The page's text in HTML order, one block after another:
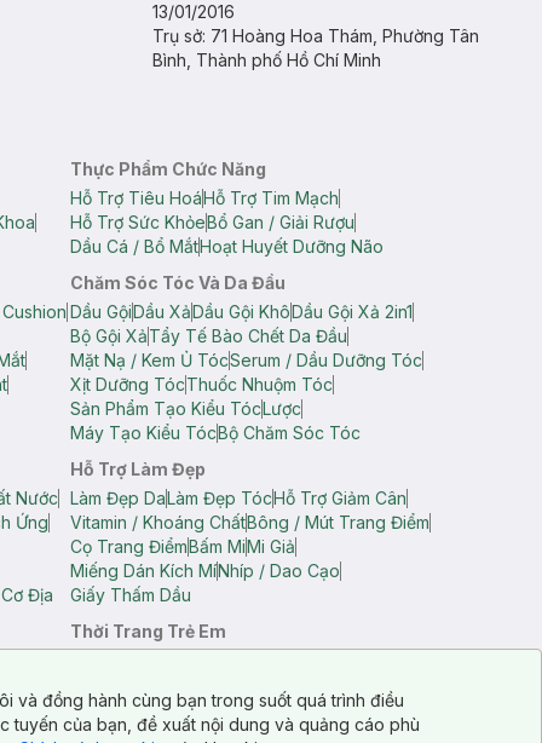
13/01/2016
Trụ sở: 71 Hoàng Hoa Thám, Phường Tân
Bình, Thành phố Hồ Chí Minh
Thực Phẩm Chức Năng
Hỗ Trợ Tiêu HoáHỗ Trợ Tim Mạch
Hỗ Trợ Sức KhỏeBổ Gan / Giải Rượu
Dầu Cá / Bổ MắtHoạt Huyết Dưỡng Não
Chăm Sóc Tóc Và Da Đầu
Dầu GộiDầu XảDầu Gội KhôDầu Gội Xả 2in1
Bộ Gội XảTẩy Tế Bào Chết Da Đầu
Mặt Nạ / Kem Ủ TócSerum / Dầu Dưỡng Tóc
Xịt Dưỡng TócThuốc Nhuộm Tóc
Sản Phẩm Tạo Kiểu TócLược
Máy Tạo Kiểu TócBộ Chăm Sóc Tóc
Nước
Ứng
Địa
Hỗ Trợ Làm Đẹp
Làm Đẹp DaLàm Đẹp TócHỗ Trợ Giảm Cân
Vitamin / Khoáng ChấtBông / Mút Trang Điểm
Cọ Trang ĐiểmBấm MiMi Giả
Miếng Dán Kích MíNhíp / Dao Cạo
Giấy Thấm Dầu
Thời Trang Trẻ Em
và đồng hành cùng bạn trong suốt quá trình điều
của bạn, đề xuất nội dung và quảng cáo phù